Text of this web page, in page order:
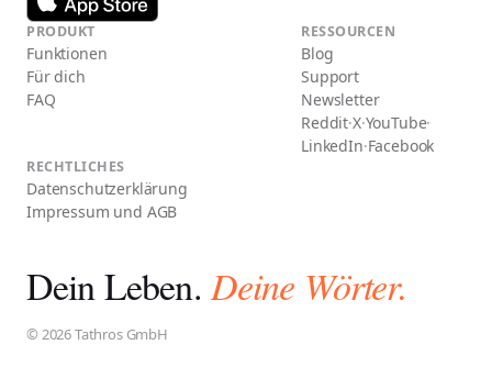
PRODUKT
Funktionen
Für dich
FAQ
RESSOURCEN
Blog
Support
Newsletter
Reddit·X·YouTube·
LinkedIn·Facebook
RECHTLICHES
Datenschutzerklärung
Impressum und AGB
Dein Leben.Deine Wörter.
© 2026 Tathros GmbH